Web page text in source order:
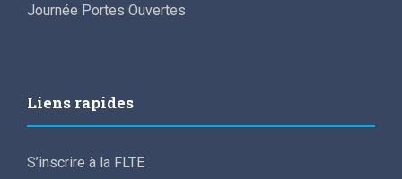
Journée Portes Ouvertes
Liens rapides
S’inscrire à la FLTE